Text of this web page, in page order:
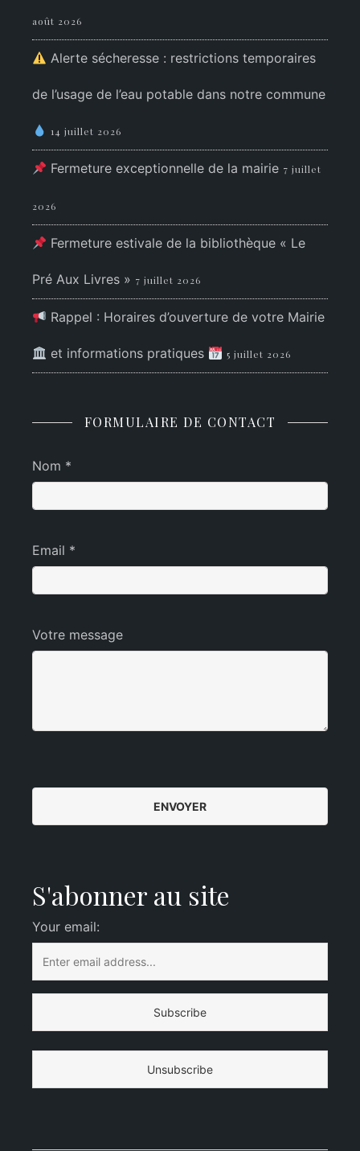
août 2026
Alerte sécheresse : restrictions temporaires
de l’usage de l’eau potable dans notre commune
14 juillet 2026
Fermeture exceptionnelle de la mairie 7 juillet
2026
Fermeture estivale de la bibliothèque « Le
Pré Aux Livres » 7 juillet 2026
Rappel : Horaires d’ouverture de votre Mairie
et informations pratiques 5 juillet 2026
FORMULAIRE DE CONTACT
Nom *
Email *
Votre message
S'abonner au site
Your email: